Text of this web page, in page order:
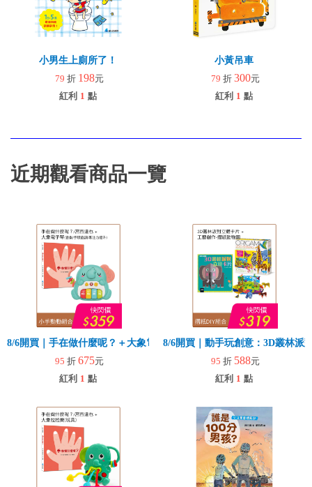
小男生上廁所了！
79 折 198元
紅利 1 點
小黃吊車
79 折 300元
紅利 1 點
近期觀看商品一覽
8/6開買｜手在做什麼呢？＋大象電子琴
95 折 675元
紅利 1 點
8/6開買｜動手玩創意：3D叢林派
95 折 588元
紅利 1 點